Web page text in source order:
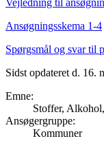
Vejledning til
Ansøgningsskema 1-4
Spørgsmål og svar til
Sidst opdateret d. 16.
Emne:
Stoffer,
Ansøgergruppe:
Kommuner